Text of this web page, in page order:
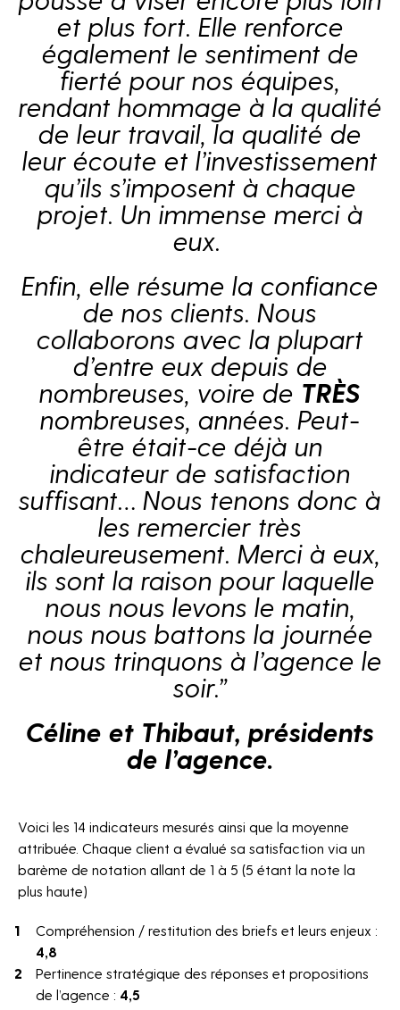
et plus fort. Elle renforce
également le sentiment de
fierté pour nos équipes,
rendant hommage à la qualité
de leur travail, la qualité de
leur écoute et l’investissement
qu’ils s’imposent à chaque
projet. Un immense merci à
eux.
Enfin, elle résume la confiance
de nos clients. Nous
collaborons avec la plupart
d’entre eux depuis de
nombreuses, voire de TRÈS
nombreuses, années. Peut-
être était-ce déjà un
indicateur de satisfaction
suffisant… Nous tenons donc à
les remercier très
chaleureusement. Merci à eux,
ils sont la raison pour laquelle
nous nous levons le matin,
nous nous battons la journée
et nous trinquons à l’agence le
soir.”
Céline et Thibaut, présidents
de l’agence.
Voici les 14 indicateurs mesurés ainsi que la moyenne
attribuée. Chaque client a évalué sa satisfaction via un
barème de notation allant de 1 à 5 (5 étant la note la
plus haute)
Compréhension / restitution des briefs et leurs enjeux :
4,8
Pertinence stratégique des réponses et propositions
de l’agence : 4,5